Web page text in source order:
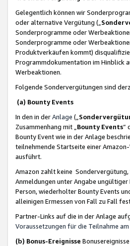
Gelegentlich können wir
oder alternative Vergütung („
Sonderprogramme oder
Sonderprogramme oder
Produktverkäufen kommt)
Programmdokumentation im Hinblick
Werbeaktionen.
Folgende Sondervergütungen sind
(a) Bounty Events
In den in derAnlage („
Zusammenhang mit „ Bounty Events“
Bounty Event wie in der Anlage
teilnehmende Startseite einer
ausführt.
Amazon zahlt keine Sondervergütung,
Anmeldungen unter Angabe
Person, wiederholter Bounty Events
alleinigen Ermessen von Fall zu Fall
Partner-Links auf die in der Anlage
Voraussetzungen für die Teilnahme
(b) Bonus-Ereignisse